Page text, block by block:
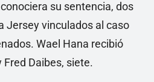
su sentencia, dos
Jersey vinculados al caso
Wael Hana recibió
Daibes, siete.